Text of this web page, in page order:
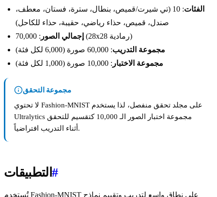
الفئات
: 10 (تي شيرت/قميص، بنطال، سترة، فستان، معطف،
صندل، قميص، حذاء رياضي، حقيبة، حذاء للكاحل)
إجمالي الصور
: 70,000 (28x28 رمادية)
مجموعة التدريب: 60,000 صورة (6,000 لكل فئة)
مجموعة الاختبار : 10,000 صورة (1,000 لكل فئة)
مجموعة التحقق
لا تحتوي Fashion-MNIST على مجلد تحقق منفصل، لذا يستخدم
Ultralytics مجموعة اختبار الصور الـ 10,000 كتقسيم للتحقق
أثناء التدريب افتراضياً.
التطبيقات#
تُستخدم Fashion-MNIST على نطاق واسع لتدريب وتقييم نماذج